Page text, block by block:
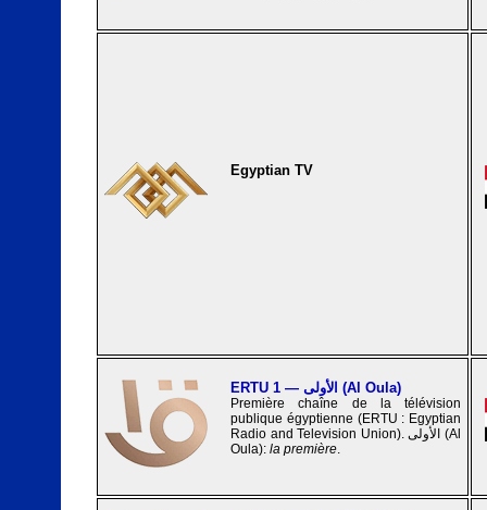
Egyptian TV
ERTU 1 — الأولى (Al Oula)
Première chaîne de la télévision
publique égyptienne (ERTU : Egyptian
Radio and Television Union). الأولى (Al
Oula): la première.